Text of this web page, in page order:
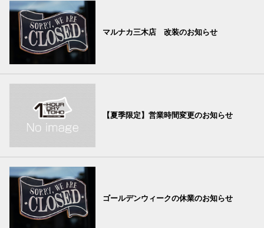
マルナカ三木店 改装のお知らせ
【夏季限定】営業時間変更のお知らせ
ゴールデンウィークの休業のお知らせ